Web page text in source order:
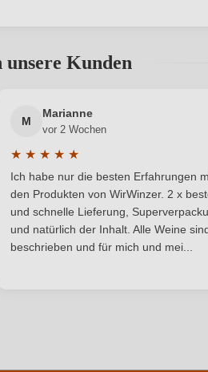
Land
Passt zu
Rebsorte
Restzucker in g/L
unsere Kunden
M
Marianne
vor 2 Wochen
★ ★ ★ ★ ★
Durchschnittliche Bewertung von
Ich habe nur die besten Erfahrungen
den Produkten von WirWinzer. 2 x
und schnelle Lieferung,
und natürlich der Inhalt. Alle Weine
beschrieben und für mich und mei...